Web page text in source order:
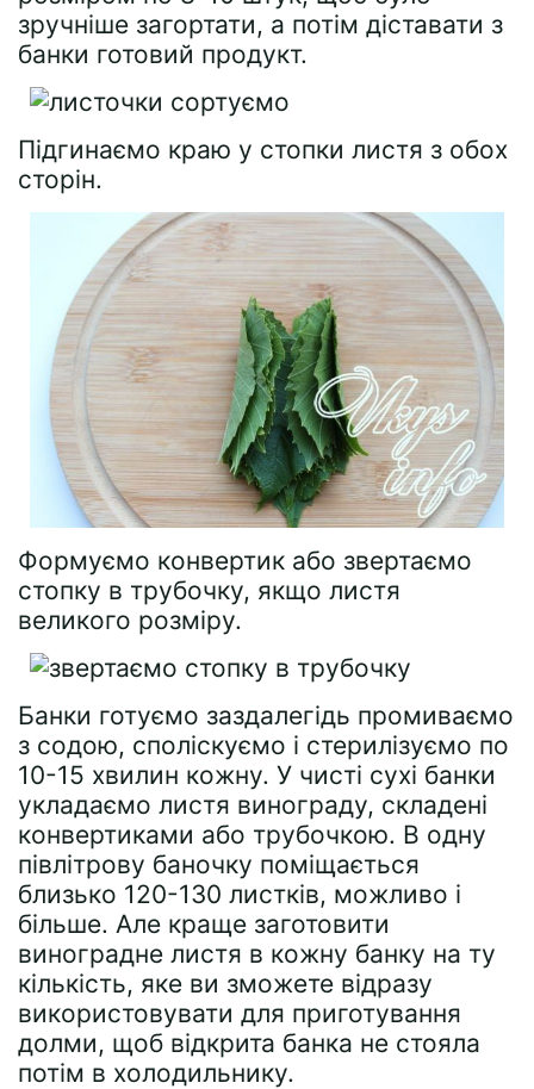
зручніше загортати, а потім діставати з
банки готовий продукт.
Підгинаємо краю у стопки листя з обох
сторін.
Формуємо конвертик або звертаємо
стопку в трубочку, якщо листя
великого розміру.
Банки готуємо заздалегідь промиваємо
з содою, споліскуємо і стерилізуємо по
10-15 хвилин кожну. У чисті сухі банки
укладаємо листя винограду, складені
конвертиками або трубочкою. В одну
півлітрову баночку поміщається
близько 120-130 листків, можливо і
більше. Але краще заготовити
виноградне листя в кожну банку на ту
кількість, яке ви зможете відразу
використовувати для приготування
долми, щоб відкрита банка не стояла
потім в холодильнику.